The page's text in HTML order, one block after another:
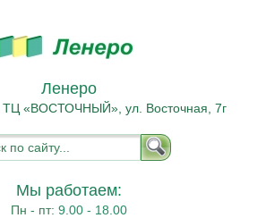
Ленеро
ТЦ «ВОСТОЧНЫЙ», ул. Восточная, 7г
Мы работаем:
Пн - пт:9.00 - 18.00